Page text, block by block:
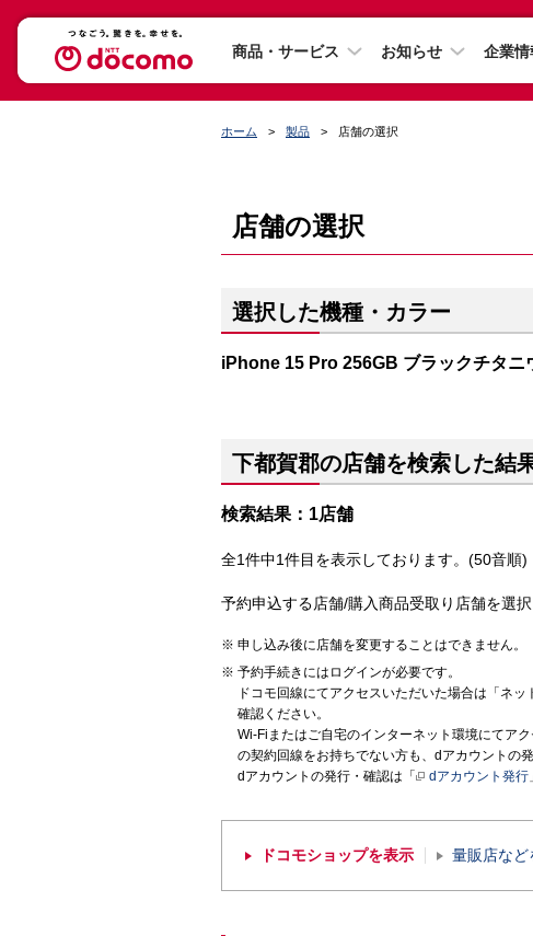
商品・サービス お知らせ 企業情
ホーム 製品 店舗の選択
店舗の選択
選択した機種・カラー
iPhone 15 Pro 256GB ブラックチタニ
下都賀郡の店舗を検索した結
検索結果：1店舗
全1件中1件目を表示しております。(50音順)
予約申込する店舗/購入商品受取り店舗を選択
申し込み後に店舗を変更することはできません。
予約手続きにはログインが必要です。
ドコモ回線にてアクセスいただいた場合は「ネ
確認ください。
Wi-Fiまたはご自宅のインターネット環境にてア
の契約回線をお持ちでない方も、dアカウントの発
dアカウントの発行・確認は「
dアカウント発行
ドコモショップを表示 量販店など